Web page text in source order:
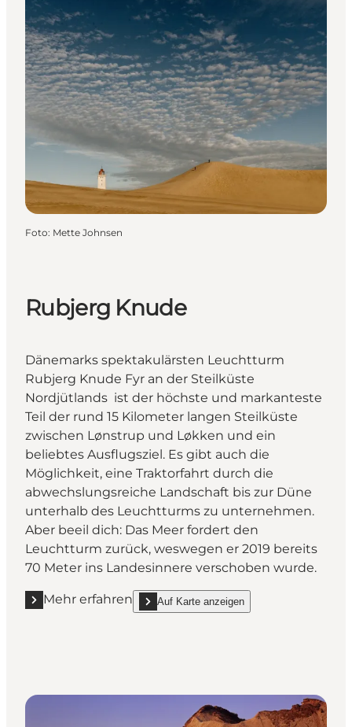
Foto: Mette Johnsen
Rubjerg Knude
Dänemarks spektakulärsten Leuchtturm
Rubjerg Knude Fyr an der Steilküste
Nordjütlands ist der höchste und markanteste
Teil der rund 15 Kilometer langen Steilküste
zwischen Lønstrup und Løkken und ein
beliebtes Ausflugsziel. Es gibt auch die
Möglichkeit, eine Traktorfahrt durch die
abwechslungsreiche Landschaft bis zur Düne
unterhalb des Leuchtturms zu unternehmen.
Aber beeil dich: Das Meer fordert den
Leuchtturm zurück, weswegen er 2019 bereits
70 Meter ins Landesinnere verschoben wurde.
Mehr erfahren
Mehr erfahren "Rubjerg Knude"
Auf Karte anzeigen
show Rubjerg Knude on_map